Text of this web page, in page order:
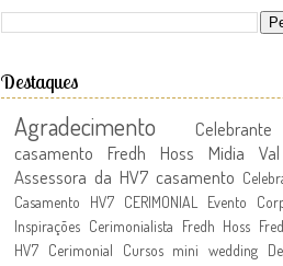
Destaques
Agradecimento
casamento Fredh Hoss
Midia
Assessora da HV7 casamento
Casamento
HV7 CERIMONIAL
Evento
Inspirações Cerimonialista Fredh Hoss
HV7 Cerimonial Cursos mini wedding